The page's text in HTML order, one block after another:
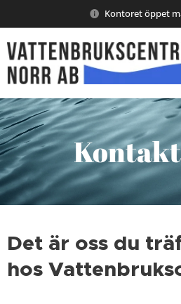
Kontoret öppet
Det är oss du
hos